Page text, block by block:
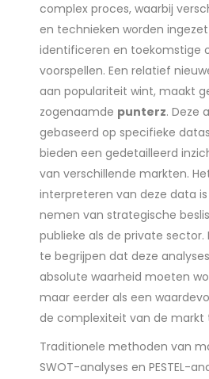
complex proces, waarbij
en technieken worden
identificeren en toekomstige
voorspellen. Een relatief
aan populariteit wint, maakt
zogenaamde punterz. Deze
gebaseerd op specifieke
bieden een gedetailleerd
van verschillende markten.
interpreteren van deze data
nemen van strategische
publieke als de private sector.
te begrijpen dat deze
absolute waarheid moeten
maar eerder als een
de complexiteit van de markt
Traditionele methoden van
SWOT-analyses en PESTEL-